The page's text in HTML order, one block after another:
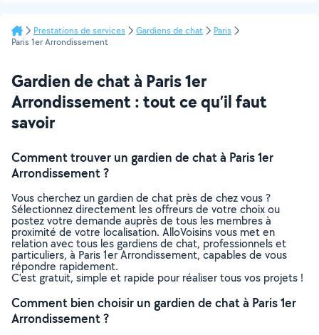
Prestations de services Gardiens de chat
Paris
Paris 1er Arrondissement
Gardien de chat à Paris 1er
Arrondissement : tout ce qu’il faut
savoir
Comment trouver un gardien de chat à Paris 1er
Arrondissement ?
Vous cherchez un gardien de chat près de chez vous ?
Sélectionnez directement les offreurs de votre choix ou
postez votre demande auprès de tous les membres à
proximité de votre localisation. AlloVoisins vous met en
relation avec tous les gardiens de chat, professionnels et
particuliers, à Paris 1er Arrondissement, capables de vous
répondre rapidement.
C’est gratuit, simple et rapide pour réaliser tous vos projets !
Comment bien choisir un gardien de chat à Paris 1er
Arrondissement ?